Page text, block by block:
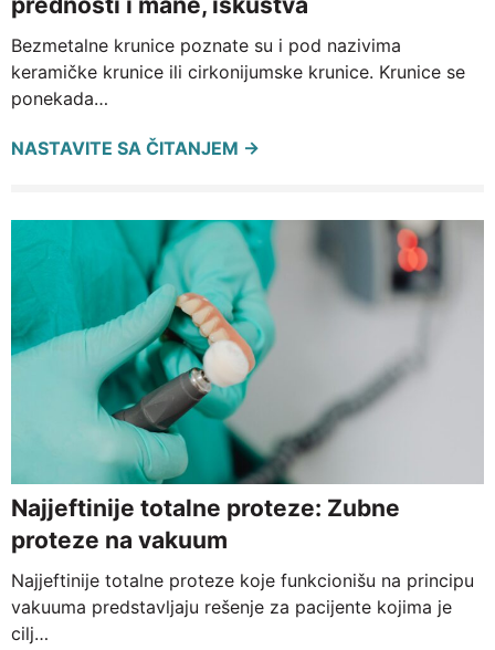
Bezmetalne krunice poznate su i pod nazivima
keramičke krunice ili cirkonijumske krunice. Krunice se
ponekada…
NASTAVITE SA ČITANJEM →
Najjeftinije totalne proteze: Zubne
proteze na vakuum
Najjeftinije totalne proteze koje funkcionišu na principu
vakuuma predstavljaju rešenje za pacijente kojima je
cilj…